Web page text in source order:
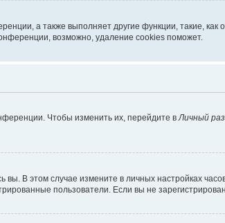
а также выполняет другие функции, такие,
возможно, удаление cookies поможет.
Чтобы изменить их, перейдите вЛичный
В этом случае измените в личных настройках
пользователи. Если вы не